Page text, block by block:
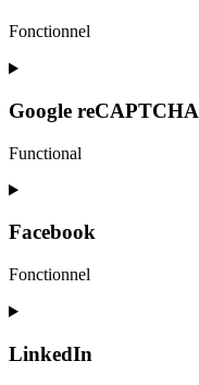
Fonctionnel
Consent
service
complianz
Google reCAPTCHA
Functional
Consent
service
recaptcha
Facebook
Fonctionnel
Consent
service
LinkedIn